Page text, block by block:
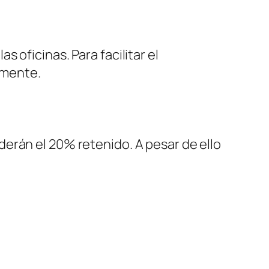
oficinas. Para facilitar el
el 20% retenido. A pesar de ello